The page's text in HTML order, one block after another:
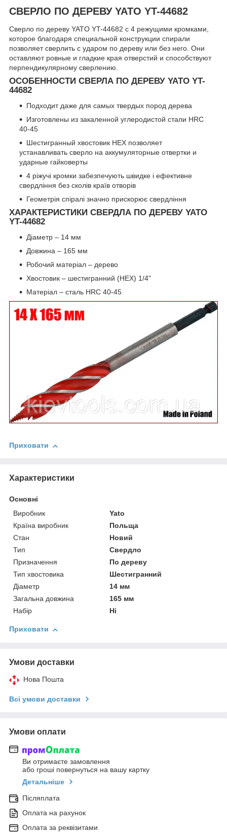
СВЕРЛО ПО ДЕРЕВУ YATO YT-44682
Сверло по дереву YATO YT-44682 с 4 режущими кромками,
которое благодаря специальной конструкции спирали
позволяет сверлить с ударом по дереву или без него. Они
оставляют ровные и гладкие края отверстий и способствуют
перпендикулярному сверлению.
ОСОБЕННОСТИ СВЕРЛА ПО ДЕРЕВУ YATO YT-
44682
Подходит даже для самых твердых пород дерева
Изготовлены из закаленной углеродистой стали HRC
40-45
Шестигранный хвостовик HEX позволяет
устанавливать сверло на аккумуляторные отвертки и
ударные гайковерты
4 ріжучі кромки забезпечують швидке і ефективне
свердління без сколів країв отворів
Геометрія спіралі значно прискорює свердління
ХАРАКТЕРИСТИКИ СВЕРДЛА ПО ДЕРЕВУ YATO
YT-44682
Діаметр – 14 мм
Довжина – 165 мм
Робочий матеріал – дерево
Хвостовик – шестигранний (HEX) 1/4"
Матеріал – сталь HRC 40-45
Приховати
Характеристики
Основні
Виробник
Yato
Країна виробник
Польща
Стан
Новий
Тип
Свердло
Призначення
По дереву
Тип хвостовика
Шестигранний
Діаметр
14 мм
Загальна довжина
165 мм
Набір
Ні
Приховати
Умови доставки
Нова Пошта
Всі умови доставки
Умови оплати
Ви отримаєте замовлення
або гроші повернуться на вашу картку
Детальніше
Післяплата
Оплата на рахунок
Оплата за реквізитами